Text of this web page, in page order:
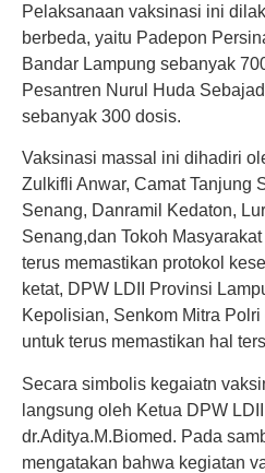
Pelaksanaan vaksinasi ini
berbeda, yaitu Padepon
Bandar Lampung sebanyak
Pesantren Nurul Huda
sebanyak 300 dosis.
Vaksinasi massal ini dihadiri
Zulkifli Anwar, Camat Tanjung
Senang, Danramil Kedaton,
Senang,dan Tokoh
terus memastikan protokol
ketat, DPW LDII Provinsi
Kepolisian, Senkom Mitra
untuk terus memastikan hal
Secara simbolis kegaiatn
langsung oleh Ketua DPW
dr.Aditya.M.Biomed. Pada
mengatakan bahwa kegiatan